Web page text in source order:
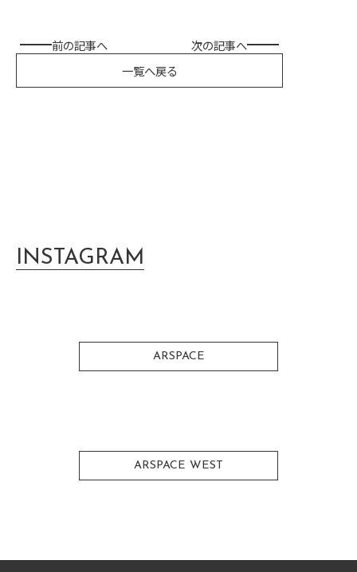
前の記事へ
一覧へ戻る
次の記事へ
INSTAGRAM
ARSPACE
ARSPACE WEST